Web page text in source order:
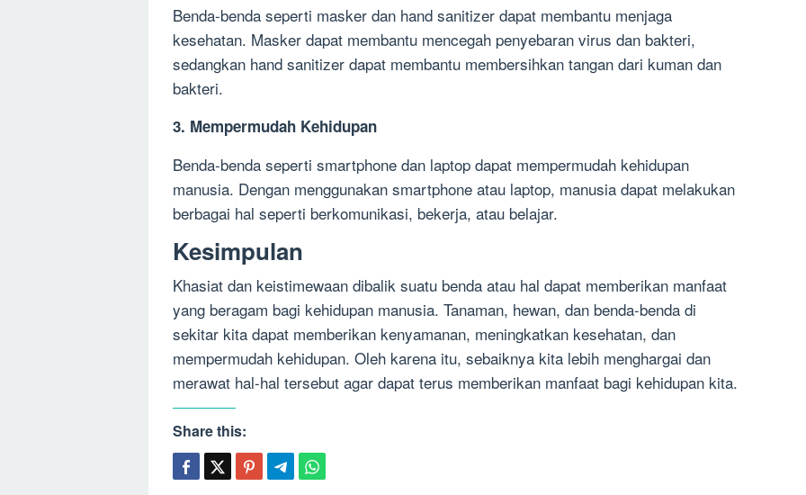
Benda-benda seperti masker dan hand sanitizer dapat membantu menjaga
kesehatan. Masker dapat membantu mencegah penyebaran virus dan bakteri,
sedangkan hand sanitizer dapat membantu membersihkan tangan dari kuman dan
bakteri.
3. Mempermudah Kehidupan
Benda-benda seperti smartphone dan laptop dapat mempermudah kehidupan
manusia. Dengan menggunakan smartphone atau laptop, manusia dapat melakukan
berbagai hal seperti berkomunikasi, bekerja, atau belajar.
Kesimpulan
Khasiat dan keistimewaan dibalik suatu benda atau hal dapat memberikan manfaat
yang beragam bagi kehidupan manusia. Tanaman, hewan, dan benda-benda di
sekitar kita dapat memberikan kenyamanan, meningkatkan kesehatan, dan
mempermudah kehidupan. Oleh karena itu, sebaiknya kita lebih menghargai dan
merawat hal-hal tersebut agar dapat terus memberikan manfaat bagi kehidupan kita.
Share this: